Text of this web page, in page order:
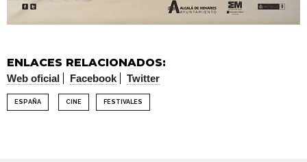
ENLACES RELACIONADOS:
Web oficial Facebook Twitter
ESPAÑA CINE FESTIVALES